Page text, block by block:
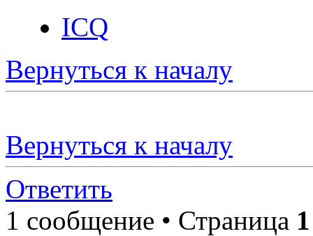
ICQ
Вернуться к началу
Вернуться к началу
Ответить
1 сообщение • Страница 1